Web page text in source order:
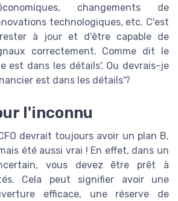
changements de
technologiques, etc. C'est
à jour et d'être capable de
correctement. Comme dit le
est dans les détails'. Ou devrais-je
est dans les détails'?
l'inconnu
devrait toujours avoir un plan B,
été aussi vrai ! En effet, dans un
vous devez être prêt à
Cela peut signifier avoir une
efficace, une réserve de